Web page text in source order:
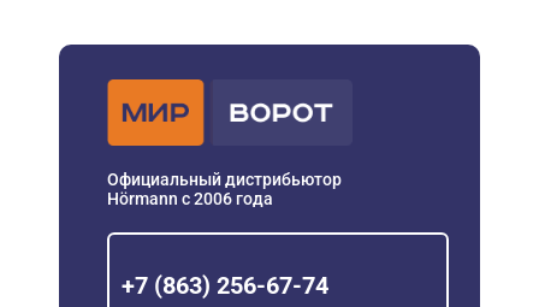
Официальный дистрибьютор
Hörmann с 2006 года
+7 (863) 256-67-74